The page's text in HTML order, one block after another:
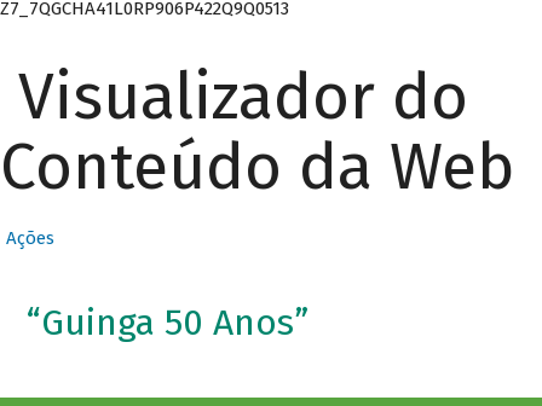
Z7_7QGCHA41L0RP906P422Q9Q0513
Visualizador do
Conteúdo da Web
Ações
“Guinga 50 Anos”